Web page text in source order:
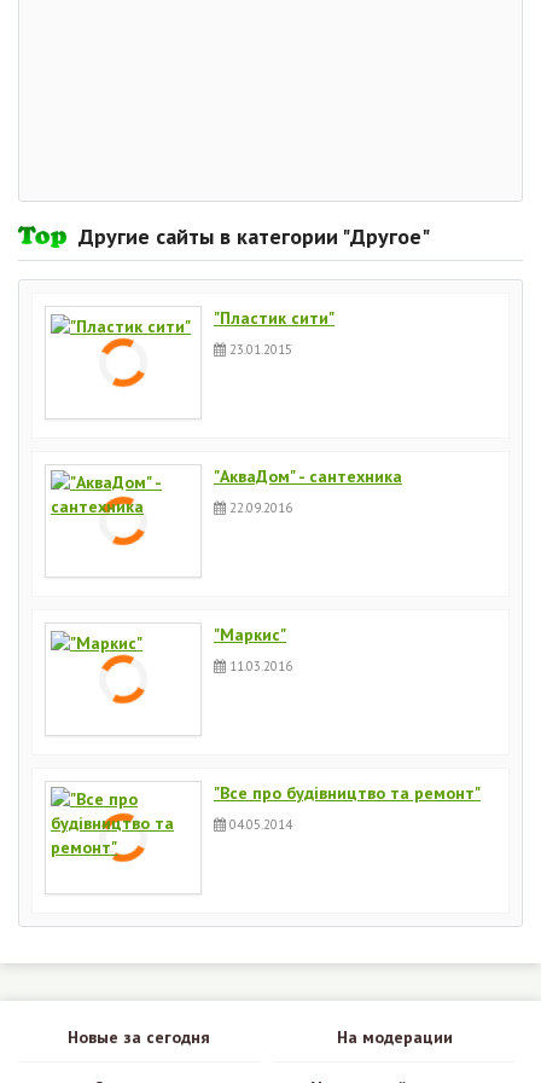
Другие сайты в категории "Другое"
"Пластик сити"
23.01.2015
"АкваДом" - сантехника
22.09.2016
"Маркис"
11.03.2016
"Все про будівництво та ремонт"
04.05.2014
Новые за сегодня На модерации